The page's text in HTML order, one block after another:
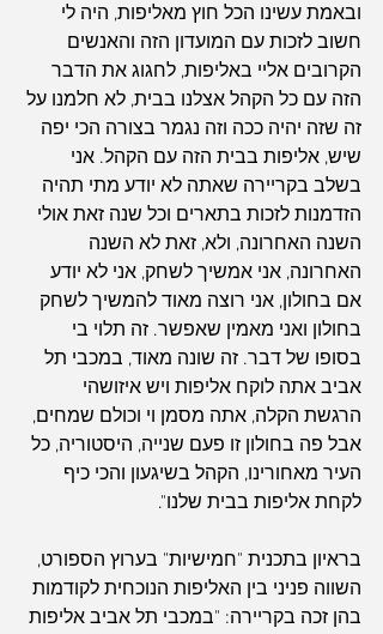
ובאמת עשינו הכל חוץ מאליפות, היה לי
חשוב לזכות עם המועדון הזה והאנשים
הקרובים אליי באליפות, לחגוג את הדבר
הזה עם כל הקהל אצלנו בבית, לא חלמנו על
זה שזה יהיה ככה וזה נגמר בצורה הכי יפה
שיש, אליפות בבית הזה עם הקהל. אני
בשלב בקריירה שאתה לא יודע מתי תהיה
הזדמנות לזכות בתארים וכל שנה זאת אולי
השנה האחרונה, ולא, זאת לא השנה
האחרונה, אני אמשיך לשחק, אני לא יודע
אם בחולון, אני רוצה מאוד להמשיך לשחק
בחולון ואני מאמין שאפשר. זה תלוי בי
בסופו של דבר. זה שונה מאוד, במכבי תל
אביב אתה לוקח אליפות ויש איזושהי
הרגשת הקלה, אתה מסמן וי וכולם שמחים,
אבל פה בחולון זו פעם שנייה, היסטוריה, כל
העיר מאחורינו, הקהל בשיגעון והכי כיף
לקחת אליפות בבית שלנו".
בראיון בתכנית "חמישיות" בערוץ הספורט,
השווה פניני בין האליפות הנוכחית לקודמות
בהן זכה בקריירה: "במכבי תל אביב אליפות